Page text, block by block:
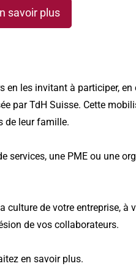
savoir plus
les invitant à participer,
par TdH Suisse. Cette
de leur famille.
services, une PME ou une
de votre entreprise, à
de vos collaborateurs.
en savoir plus.